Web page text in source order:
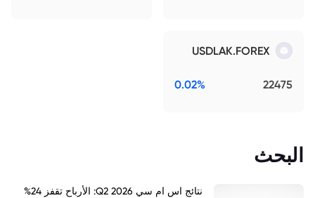
USDLAK.FOREX
22475
0.02%
البحث
نتائج اس ام سي Q2 2026: الأرباح تقفز 24%